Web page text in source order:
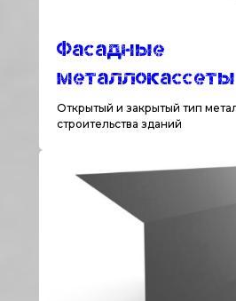
Фасадные
металлокассеты
Открытый и закрытый тип
строительства зданий